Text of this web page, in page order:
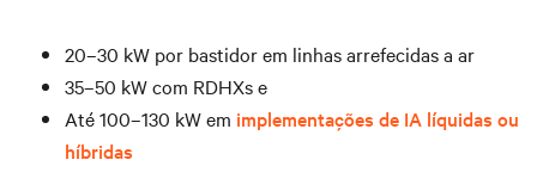
20–30 kW por bastidor em linhas arrefecidas a ar
35–50 kW com RDHXs e
Até 100–130 kW em implementações de IA líquidas ou
híbridas